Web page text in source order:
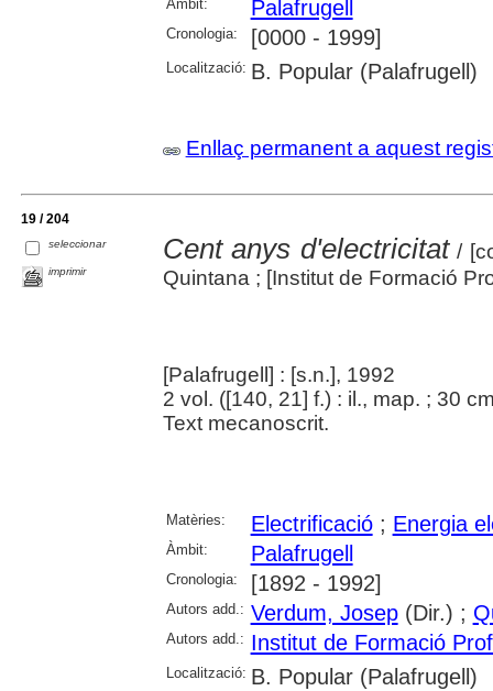
Àmbit: Palafrugell
Cronologia: [0000 - 1999]
Localització: B. Popular (Palafrugell)
Enllaç permanent a aquest
19 / 204
seleccionar
imprimir
Cent anys d'electricitat/
Quintana ; [Institut de Formació
[Palafrugell] : [s.n.], 1992
2 vol. ([140, 21] f.) : il., map. ; 30
Text mecanoscrit.
Matèries: Electrificació; Energia
Àmbit: Palafrugell
Cronologia: [1892 - 1992]
Autors add.: Verdum, Josep(Dir.) ;
Autors add.: Institut de Formació
Localització: B. Popular (Palafrugell)